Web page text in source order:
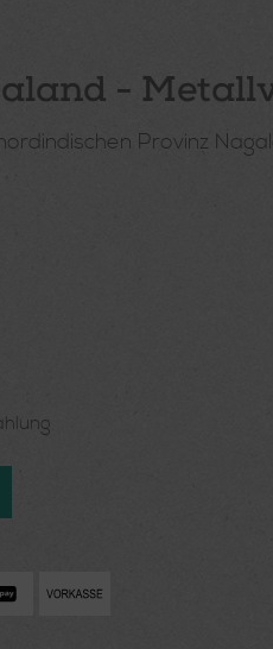
-
Provinz